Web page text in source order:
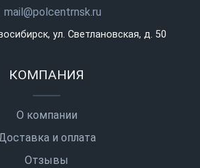
mail@polcentrnsk.ru
ул. Светлановская, д. 50
КОМПАНИЯ
О компании
и оплата
Отзывы